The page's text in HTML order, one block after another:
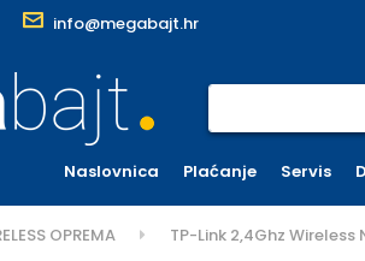
info@megabajt.hr
Naslovnica Plaćanje Servis
OPREMA TP-Link 2,4Ghz